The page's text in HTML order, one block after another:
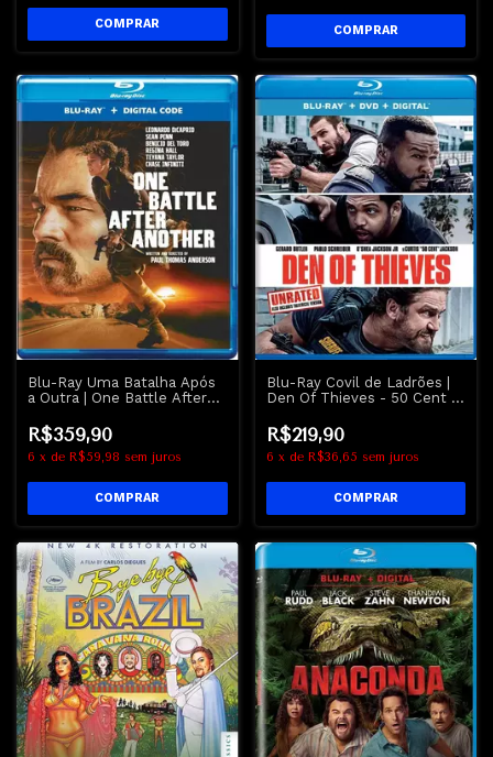
Blu-Ray Uma Batalha Após
a Outra | One Battle After
DiCaprio - Sean Penn
R$359,90
6 x de R$59,98 sem juros
Blu-Ray Covil de Ladrões |
Den Of Thieves - 50 Cent -
R$219,90
6 x de R$36,65 sem juros